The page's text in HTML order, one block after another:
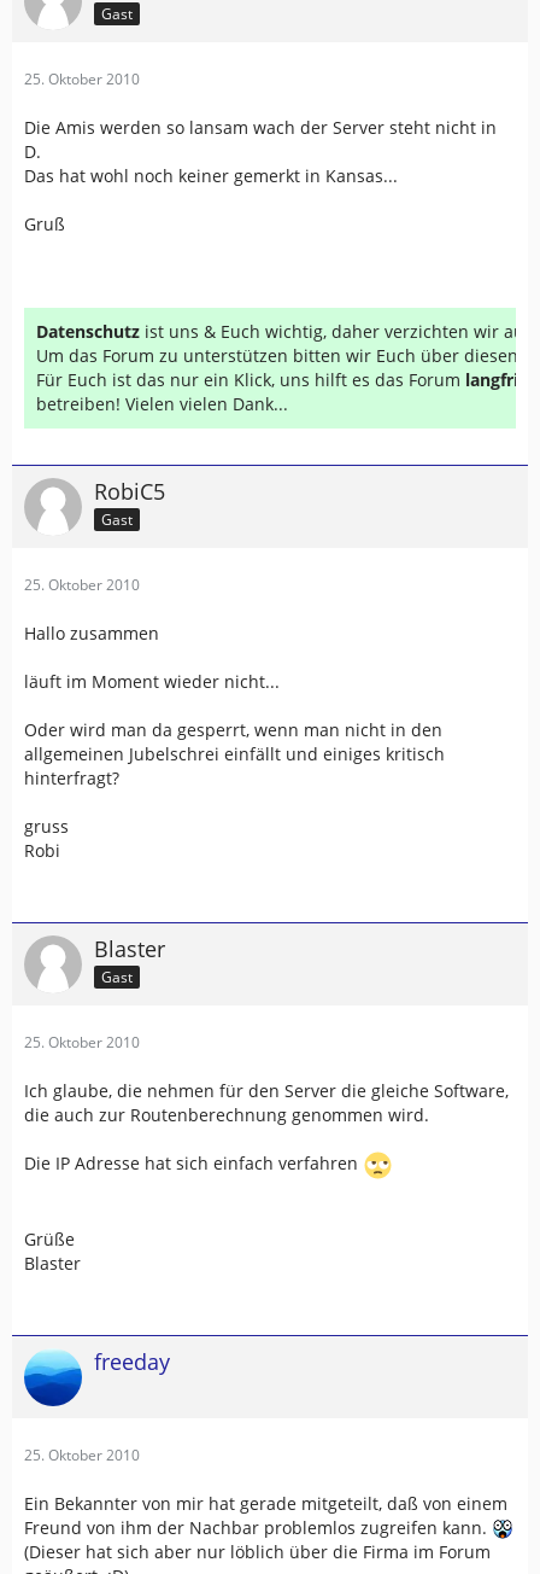
Gast
25. Oktober 2010
Die Amis werden so lansam wach der Server steht nicht in
D.
Das hat wohl noch keiner gemerkt in Kansas...
Gruß
Datenschutz ist uns & Euch wichtig, daher verzichten wir auf
Um das Forum zu unterstützen bitten wir Euch über diesen
Für Euch ist das nur ein Klick, uns hilft es das Forum
betreiben! Vielen vielen Dank...
RobiC5
Gast
25. Oktober 2010
Hallo zusammen
läuft im Moment wieder nicht...
Oder wird man da gesperrt, wenn man nicht in den
allgemeinen Jubelschrei einfällt und einiges kritisch
hinterfragt?
gruss
Robi
Blaster
Gast
25. Oktober 2010
Ich glaube, die nehmen für den Server die gleiche Software,
die auch zur Routenberechnung genommen wird.
Die IP Adresse hat sich einfach verfahren
Grüße
Blaster
freeday
25. Oktober 2010
Ein Bekannter von mir hat gerade mitgeteilt, daß von einem
Freund von ihm der Nachbar problemlos zugreifen kann.
(Dieser hat sich aber nur löblich über die Firma im Forum